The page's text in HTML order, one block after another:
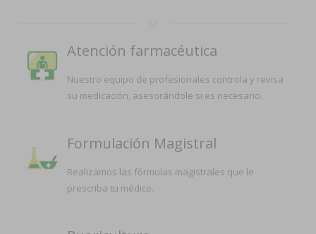
Atención farmacéutica
Nuestro equipo de profesionales controla y revisa
su medicación, asesorándole si es necesario.
Formulación Magistral
Realizamos las fórmulas magistrales que le
prescriba tu médico.